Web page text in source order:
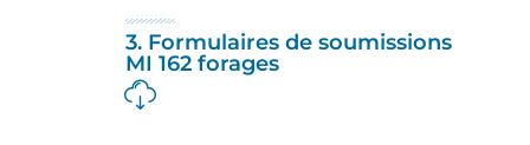
3. Formulaires de soumissions
MI 162 forages